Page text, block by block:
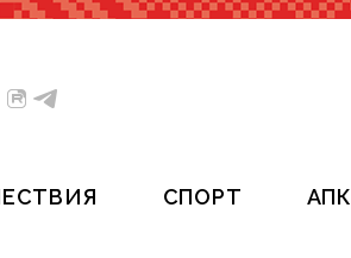
СПОРТ АПК